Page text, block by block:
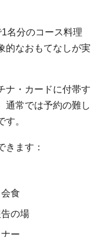
名分のコース料理
的なおもてなしが実
ナ・カードに付帯す
通常では予約の難し
。
きます：
食
の場
ー